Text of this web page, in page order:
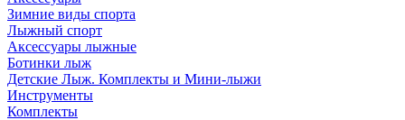
Зимние виды спорта
Лыжный спорт
Аксессуары лыжные
Ботинки лыж
Детские Лыж. Комплекты и Мини-лыжи
Инструменты
Комплекты